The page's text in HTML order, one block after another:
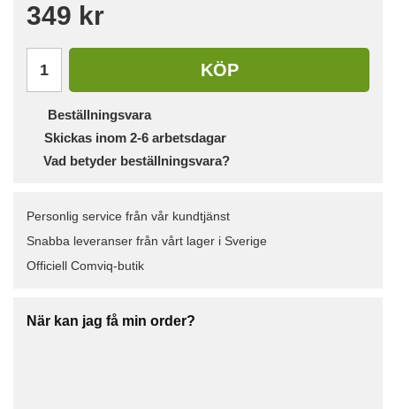
349 kr
KÖP
Beställningsvara
Skickas inom 2-6 arbetsdagar
Vad betyder beställningsvara?
Personlig service från vår kundtjänst
Snabba leveranser från vårt lager i Sverige
Officiell Comviq-butik
När kan jag få min order?